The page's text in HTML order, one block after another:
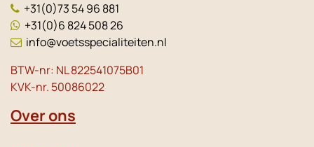
+31(0)73 54 96 881
+31(0)6 824 508 26
info@voetsspecialiteiten.nl
BTW-nr: NL 822541075B01
KVK-nr. 50086022
Over ons